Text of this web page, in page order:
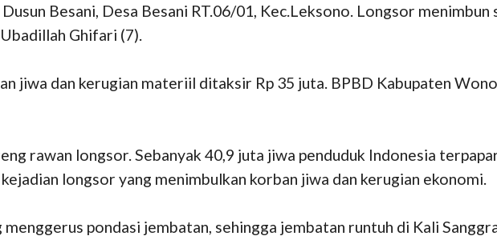
Besani, Desa Besani RT.06/01, Kec.Leksono. Longsor menimbun
Ghifari (7).
jiwa dan kerugian materiil ditaksir Rp 35 juta. BPBD Kabupaten
rawan longsor. Sebanyak 40,9 juta jiwa penduduk Indonesia
longsor yang menimbulkan korban jiwa dan kerugian ekonomi.
pondasi jembatan, sehingga jembatan runtuh di Kali